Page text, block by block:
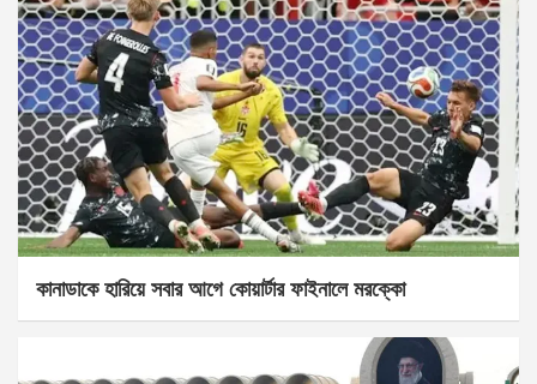
কানাডাকে হারিয়ে সবার আগে কোয়ার্টার ফাইনালে মরক্কো